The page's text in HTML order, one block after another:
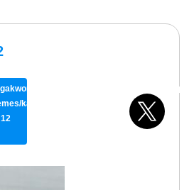
benriya24h.com/public_html/wp/wp-
kaisokuthemeV02/single.php
12